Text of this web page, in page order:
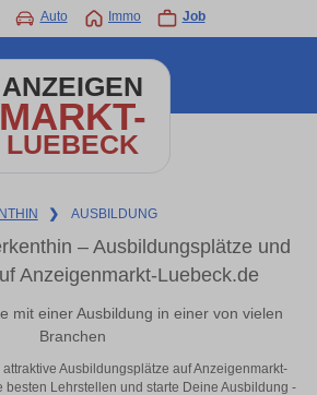
Auto Immo Job
ANZEIGEN
MARKT-
LUEBECK
❯ AUSBILDUNG
– Ausbildungsplätze und
Anzeigenmarkt-Luebeck.de
mit einer Ausbildung in einer von vielen
Branchen
Ausbildungsplätze auf Anzeigenmarkt-
besten Lehrstellen und starte Deine Ausbildung -